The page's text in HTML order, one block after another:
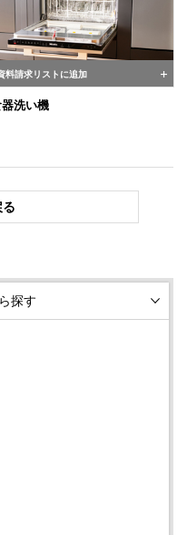
料請求リストに追加
洗い機
探す